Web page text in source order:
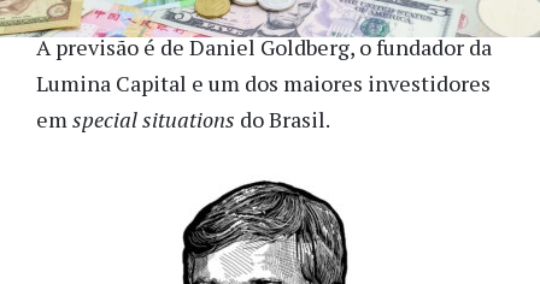
A previsão é de Daniel Goldberg, o fundador da
Lumina Capital e um dos maiores investidores
emspecial situations do Brasil.